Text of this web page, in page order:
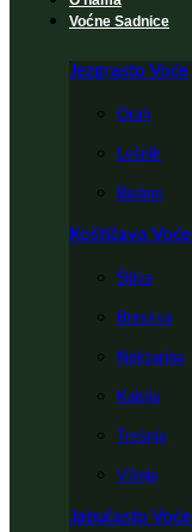
Voćne Sadnice
Jezgrasto Voće
Orah
Lešnik
Badem
Koštičavo Voće
Šljiva
Breskva
Nektarina
Kajsija
Trešnja
Višnja
Jabučasto Voće